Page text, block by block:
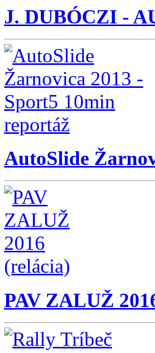
J. DUBÓCZI -
AutoSlide
PAV ZALUŽ